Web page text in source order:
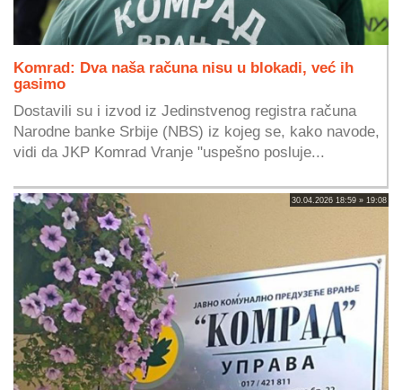
Komrad: Dva naša računa nisu u blokadi, već ih
gasimo
Dostavili su i izvod iz Jedinstvenog registra računa
Narodne banke Srbije (NBS) iz kojeg se, kako navode,
vidi da JKP Komrad Vranje "uspešno posluje...
30.04.2026 18:59 » 19:08